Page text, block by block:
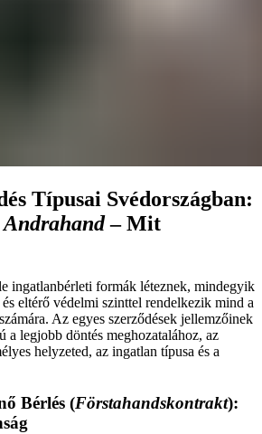
Típusai Svédországban:
Andrahand– Mit
ingatlanbérleti formák léteznek, mindegyik
eltérő védelmi szinttel rendelkezik mind a
Az egyes szerződések jellemzőinek
a legjobb döntés meghozatalához, az
helyzeted, az ingatlan típusa és a
Bérlés (Förstahandskontrakt):